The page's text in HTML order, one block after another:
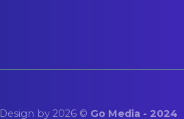
Design by 2026 © Go Media - 2024